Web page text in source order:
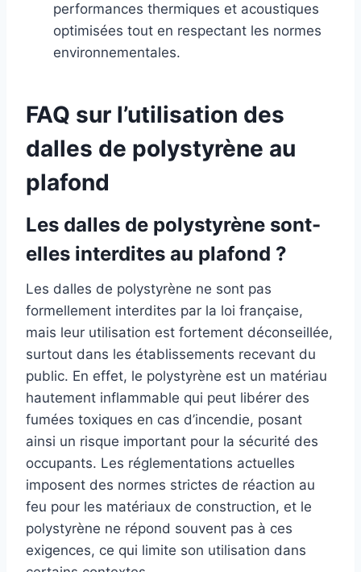
performances thermiques et acoustiques
optimisées tout en respectant les normes
environnementales.
FAQ sur l’utilisation des
dalles de polystyrène au
plafond
Les dalles de polystyrène sont-
elles interdites au plafond ?
Les dalles de polystyrène ne sont pas
formellement interdites par la loi française,
mais leur utilisation est fortement déconseillée,
surtout dans les établissements recevant du
public. En effet, le polystyrène est un matériau
hautement inflammable qui peut libérer des
fumées toxiques en cas d’incendie, posant
ainsi un risque important pour la sécurité des
occupants. Les réglementations actuelles
imposent des normes strictes de réaction au
feu pour les matériaux de construction, et le
polystyrène ne répond souvent pas à ces
exigences, ce qui limite son utilisation dans